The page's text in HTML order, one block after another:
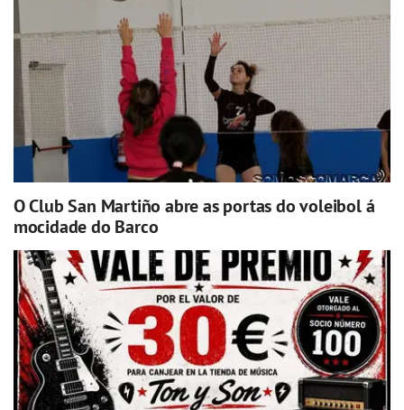
O Club San Martiño abre as portas do voleibol á
mocidade do Barco